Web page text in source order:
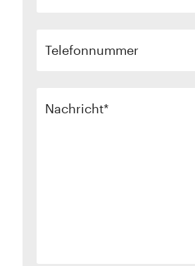
Telefonnummer
Nachricht